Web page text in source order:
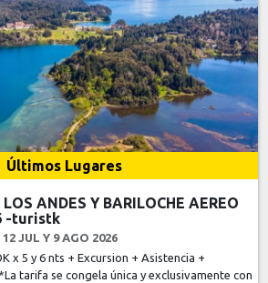
Últimos Lugares
ANDES Y BARILOCHE AEREO
-turistk
JUL Y 9 AGO 2026
x 5 y 6 nts + Excursion + Asistencia +
tarifa se congela única y exclusivamente con